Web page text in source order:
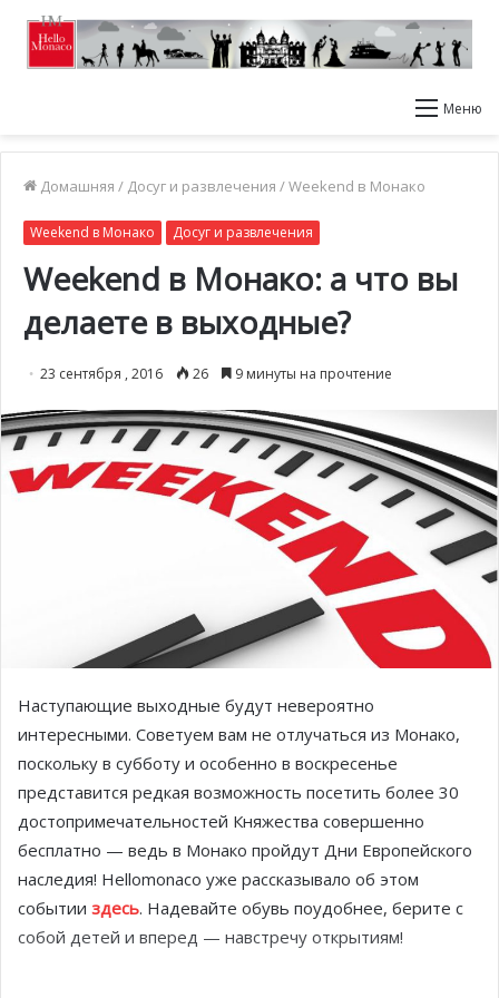
Меню
Домашняя / Досуг и развлечения /Weekend в Монако
Weekend в Монако Досуг и развлечения
Weekend в Монако: а что вы
делаете в выходные?
23 сентября , 2016 26 9 минуты на прочтение
Наступающие выходные будут невероятно
интересными. Советуем вам не отлучаться из Монако,
поскольку в субботу и особенно в воскресенье
представится редкая возможность посетить более 30
достопримечательностей Княжества совершенно
бесплатно — ведь в Монако пройдут Дни Европейского
наследия! Hellomonaco уже рассказывало об этом
событии здесь. Надевайте обувь поудобнее, берите с
собой детей и вперед — навстречу открытиям!